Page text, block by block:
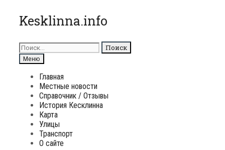
Перейти
к
Kesklinna.info
Поиск
для:
Поиск
Меню
Главная
Местные новости
Справочник / Отзывы
История Кесклинна
Карта
Улицы
Транспорт
О сайте